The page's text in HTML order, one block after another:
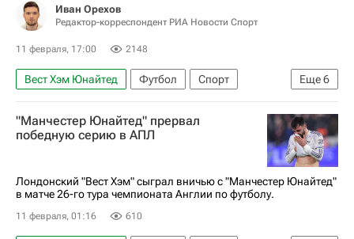
Иван Орехов
Редактор-корреспондент РИА Новости Спорт
11 февраля, 17:00 2148
Еще6
Вест Хэм Юнайтед Футбол
Спорт
Спорт — видео
Материалы РИА Спорт
Авторы РИА Новости Спорт
АПЛ 2026-2027 (Чемпионат Англии по футболу)
Манчестер Юнайтед
Вокруг спорта
"Манчестер Юнайтед" прервал
победную серию в АПЛ
Лондонский "Вест Хэм" сыграл вничью с "Манчестер Юнайтед"
в матче 26-го тура чемпионата Англии по футболу.
11 февраля, 01:16 610